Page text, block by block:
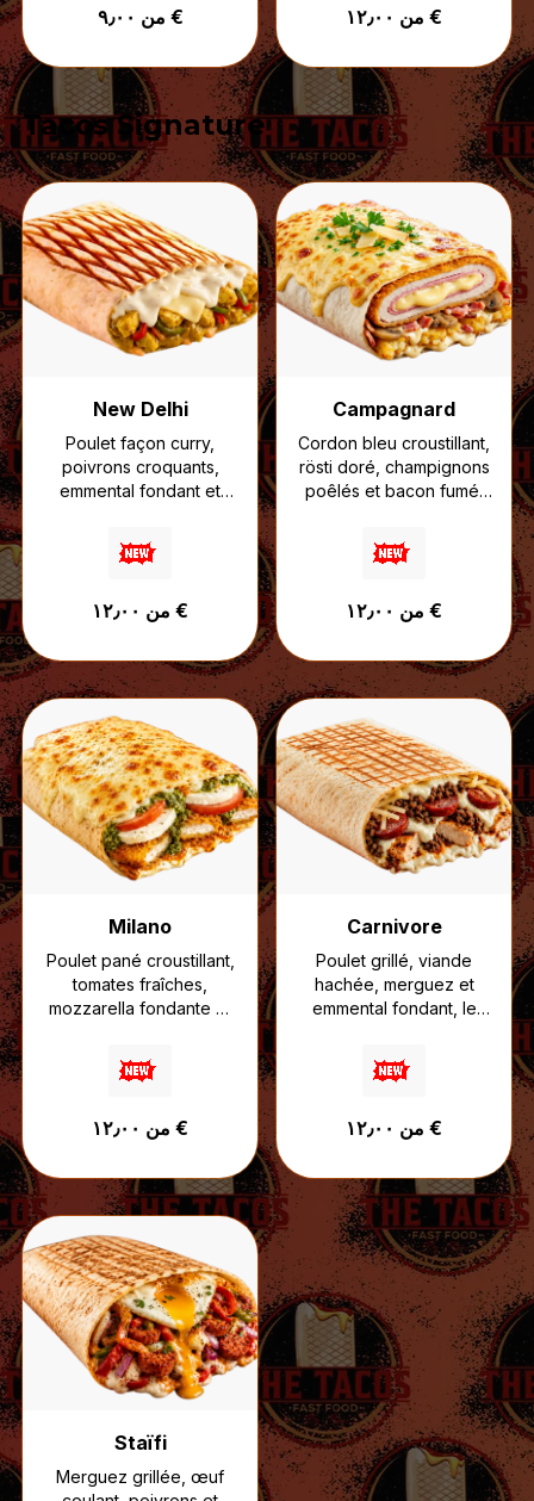
من ٩٫٠٠ € من ١٢٫٠٠ €
Tacos Signature
New Delhi
Poulet façon curry,
poivrons croquants,
emmental fondant et
onctueuse.
Un tacos aux inspirations
relevé juste comme il
de caractère.
من ١٢٫٠٠ €
Campagnard
Cordon bleu croustillant,
rösti doré, champignons
poêlés et bacon fumé,
fromagère puis gratinés
à la raclette.
réconfortante, pensée
fromage et de textures
généreuses.
من ١٢٫٠٠ €
Milano
Poulet pané croustillant,
tomates fraîches,
mozzarella fondante et
accompagnés de sauce
fromagère puis gratinés
Un tacos inspiré des
fraîcheur, crémeux et
croustillant.
من ١٢٫٠٠ €
Carnivore
Poulet grillé, viande
hachée, merguez et
emmental fondant, le
sauce fromagère et de
votre sauce au choix.
bien chargée, créée
de viande.
من ١٢٫٠٠ €
Staïfi
Merguez grillée, œuf